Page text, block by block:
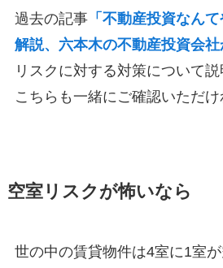
過去の記事「不動産投資なん
解説、六本木の不動産投資会社
リスクに対する対策について説
こちらも一緒にご確認いただけ
空室リスクが怖いなら
世の中の賃貸物件は4室に1室